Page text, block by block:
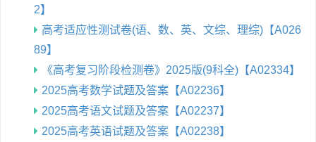
2】
高考适应性测试卷(语、数、英、文综、理综)【A026
89】
《高考复习阶段检测卷》2025版(9科全)【A02334】
2025高考数学试题及答案【A02236】
2025高考语文试题及答案【A02237】
2025高考英语试题及答案【A02238】